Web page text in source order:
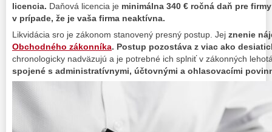
licencia. Daňová licencia je minimálna 340 € ročná daň pre firmy
v prípade, že je vaša firma neaktívna.
Likvidácia sro je zákonom stanovený presný postup. Jej znenie
Obchodného zákonníka. Postup pozostáva z viac ako
chronologicky nadväzujú a je potrebné ich splniť v zákonných
spojené s administratívnymi, účtovnými a ohlasovacími